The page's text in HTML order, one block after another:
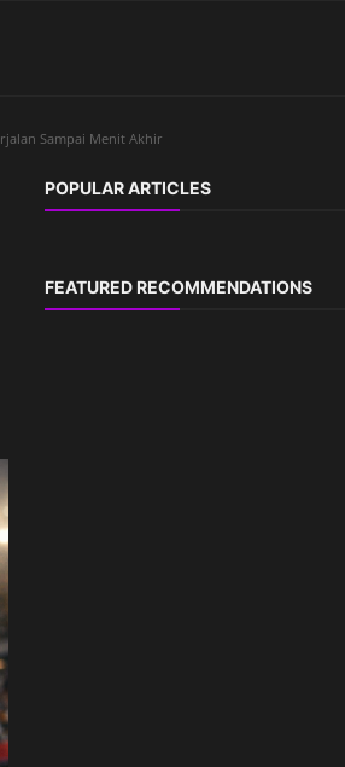
Sampai Menit Akhir
POPULAR ARTICLES
FEATURED RECOMMENDATIONS